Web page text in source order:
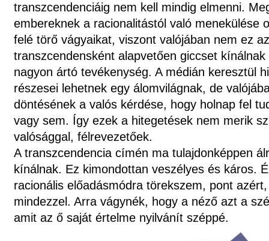
transzcendenciáig nem kell mindig elmenni.
embereknek a racionalitástól való menekülése
felé törő vágyaikat, viszont valójában nem ez
transzcendensként alapvetően giccset
nagyon ártó tevékenység. A médián keresztül
részesei lehetnek egy álomvilágnak, de
döntésének a valós kérdése, hogy holnap fel
vagy sem. Így ezek a hitegetések nem merik
valósággal, félrevezetőek.
A transzcendencia címén ma tulajdonképpen
kínálnak. Ez kimondottan veszélyes és káros.
racionális előadásmódra törekszem, pont
mindezzel. Arra vágynék, hogy a néző azt a
amit az ő saját értelme nyilvánít széppé.